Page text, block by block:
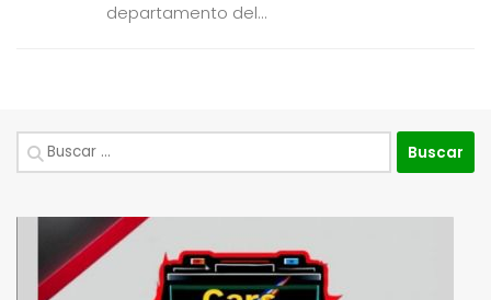
departamento del...
Buscar: